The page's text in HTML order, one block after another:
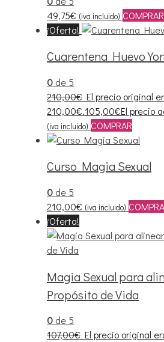
49,75€ (iva incluido) COMPRAR
¡Oferta!
Cuarentena Huevo
0 de 5
210,00€ El precio original
210,00€.105,00€El precio
(iva incluido) COMPRAR
Curso Magia Sexual
0 de 5
210,00€ (iva incluido)
¡Oferta!
Magia Sexual para
Propósito de Vida
0 de 5
107,00€ El precio original